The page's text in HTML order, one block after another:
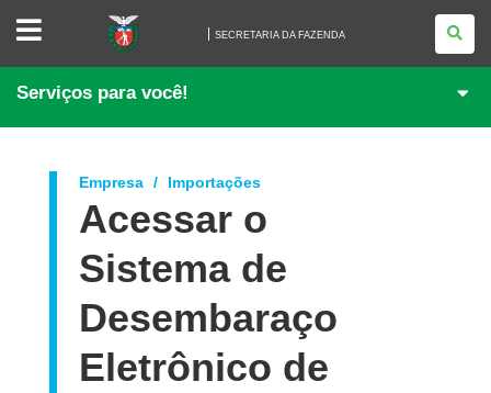
SECRETARIA
FAZENDA
SECRETARIA DA FAZENDA
Serviços para você!
Empresa Importações
Acessar o
Sistema de
Desembaraço
Eletrônico de